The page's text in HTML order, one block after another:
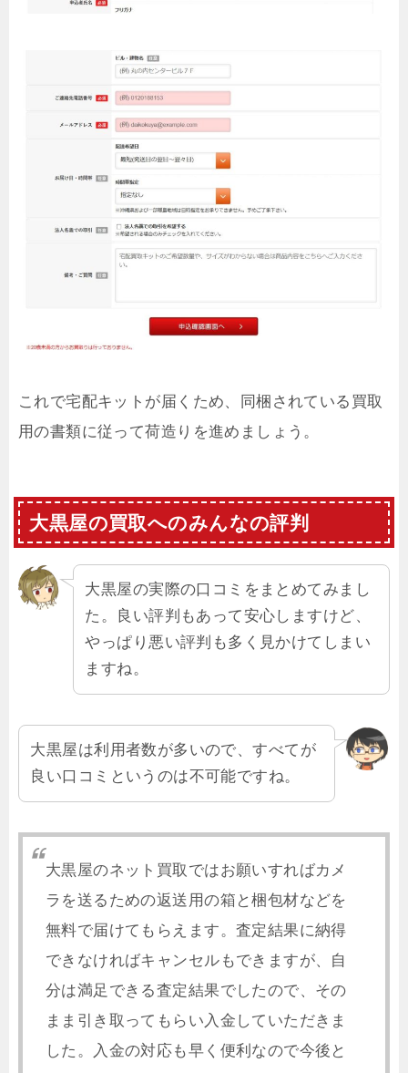
これで宅配キットが届くため、同梱されている買取
用の書類に従って荷造りを進めましょう。
大黒屋の買取へのみんなの評判
大黒屋の実際の口コミをまとめてみまし
た。良い評判もあって安心しますけど、
やっぱり悪い評判も多く見かけてしまい
ますね。
大黒屋は利用者数が多いので、すべてが
良い口コミというのは不可能ですね。
大黒屋のネット買取ではお願いすればカメ
ラを送るための返送用の箱と梱包材などを
無料で届けてもらえます。査定結果に納得
できなければキャンセルもできますが、自
分は満足できる査定結果でしたので、その
まま引き取ってもらい入金していただきま
した。入金の対応も早く便利なので今後と